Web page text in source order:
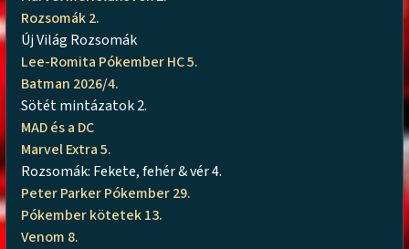
Rozsomák 2.
Új Világ Rozsomák
Lee-Romita Pókember HC 5.
Batman 2026/4.
Sötét mintázatok 2.
MAD és a DC
Marvel Extra 5.
Rozsomák: Fekete, fehér & vér 4.
Peter Parker Pókember 29.
Pókember kötetek 13.
Venom 8.